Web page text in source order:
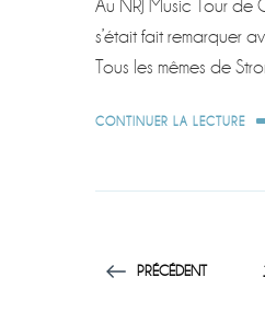
Au NRJ Music Tour
s’était fait remarquer
Tous les mêmes de
CONTINUER LA LECTURE
Pagination
PRÉCÉDENT